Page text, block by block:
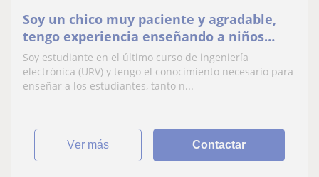
Soy un chico muy paciente y agradable,
tengo experiencia enseñando a niños
pero estoy capacitado para enseñar a
jóvenes. Además de esto, siempre me han
gustado los números así que puedo
Soy estudiante en el último curso de ingeniería
electrónica (URV) y tengo el conocimiento necesario para
enseñar a los estudiantes, tanto n...
ver más Contactar